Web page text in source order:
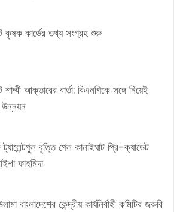
কৃষক কার্ডের তথ্য সংগ্রহ শুরু
শাম্মী আক্তারের বার্তা: বিএনপিকে সঙ্গে নিয়েই
ট্যালেন্টপুল বৃত্তি পেল কানাইঘাট প্রি-ক্যাডেট
ফাহমিদা
বাংলাদেশের কেন্দ্রীয় কার্যনির্বাহী কমিটির জরুরি